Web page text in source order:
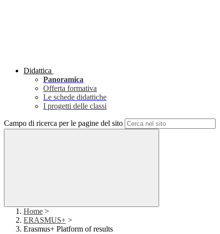
Didattica
Panoramica
Offerta formativa
Le schede didattiche
I progetti delle classi
Campo di ricerca per le pagine del sito
Home >
ERASMUS+ >
Erasmus+ Platform of results